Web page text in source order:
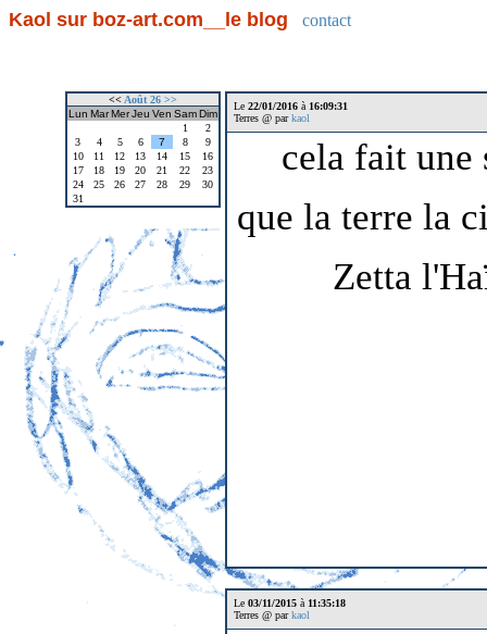
Kaol sur boz-art.com__le blog contact
<< Août 26 >>
Lun Mar Mer Jeu Ven Sam Dim
1
2
3
4 5 6 7 8
9
10
11 12 13 14 15
16
17
18 19 20 21 22
23
24
25 26 27 28 29
30
31
Le 22/01/2016à 16:09:31
Terres @ parkaol
cela fait une
que la terre la
Zetta
Le 03/11/2015à 11:35:18
Terres @ parkaol